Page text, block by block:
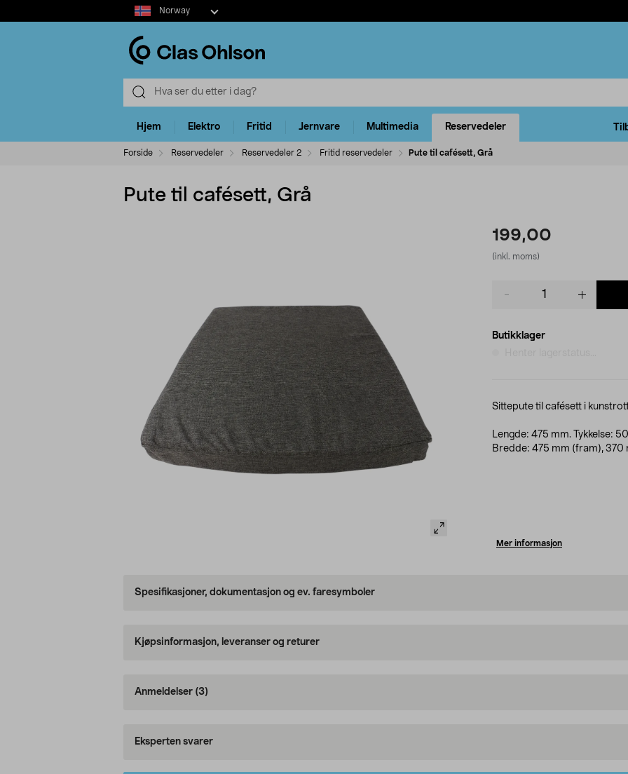
Select
market
Norway
Hjem Elektro Fritid Jernvare Multimedia Reservedeler
Forside Reservedeler Reservedeler 2 Fritid reservedeler Pute til cafésett, Grå
Pute til cafésett, Grå
199,00
(inkl. moms)
Butikklager
Sittepute til cafésett i
Lengde: 475 mm. Tykkelse:
Bredde: 475 mm (fram), 370
Mer informasjon
Spesifikasjoner, dokumentasjon og ev. faresymboler
Kjøpsinformasjon, leveranser og returer
Anmeldelser (3)
Eksperten svarer